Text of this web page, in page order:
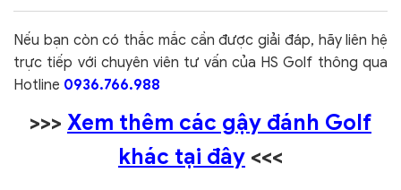
Nếu bạn còn có thắc mắc cần được giải đáp, hãy liên hệ
trực tiếp với chuyên viên tư vấn của HS Golf thông qua
Hotline 0936.766.988
>>> Xem thêm các gậy đánh Golf
khác tại đây <<<